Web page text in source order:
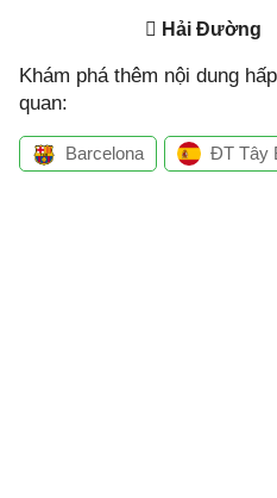
Hải Đường
Khám phá thêm nội dung
quan:
Barcelona ĐT Tây